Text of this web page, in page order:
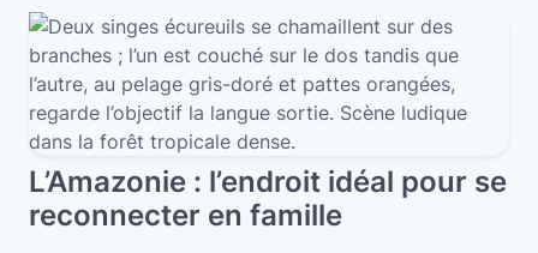
L’Amazonie : l’endroit idéal pour se
reconnecter en famille